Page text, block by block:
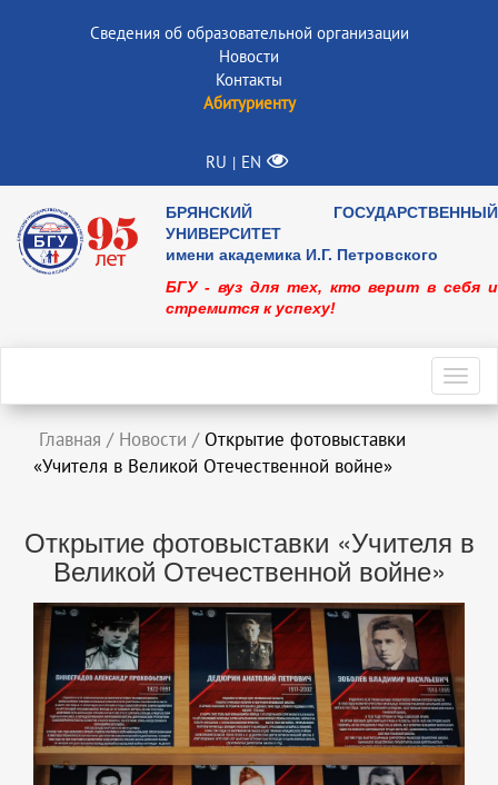
Сведения об образовательной организации
Новости
Контакты
Абитуриенту
RU | EN
БРЯНСКИЙ ГОСУДАРСТВЕННЫЙ
УНИВЕРСИТЕТ
имени академика И.Г. Петровского
БГУ - вуз для тех, кто верит в себя и
стремится к успеху!
Главная / Новости / Открытие фотовыставки
«Учителя в Великой Отечественной войне»
Открытие фотовыставки «Учителя в
Великой Отечественной войне»